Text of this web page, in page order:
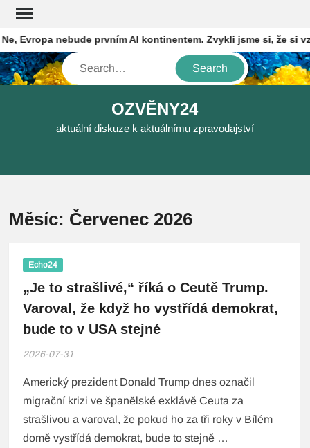
Skip
content
nebude prvním AI kontinentem. Zvykli jsme si, že si
Search
OZVĚNY24
aktuální diskuze k aktuálnímu zpravodajství
Měsíc: Červenec 2026
Echo24
„Je to strašlivé,“ říká o Ceutě Trump.
Varoval, že když ho vystřídá demokrat,
bude to v USA stejné
2026-07-31
Americký prezident Donald Trump dnes označil
migrační krizi ve španělské exklávě Ceuta za
strašlivou a varoval, že pokud ho za tři roky v Bílém
domě vystřídá demokrat, bude to stejně …